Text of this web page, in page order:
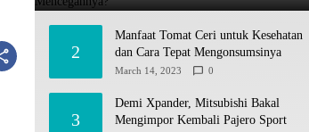
2
Manfaat Tomat Ceri untuk Kesehatan
dan Cara Tepat Mengonsumsinya
March 14, 2023 0
3
Demi Xpander, Mitsubishi Bakal
Mengimpor Kembali Pajero Sport